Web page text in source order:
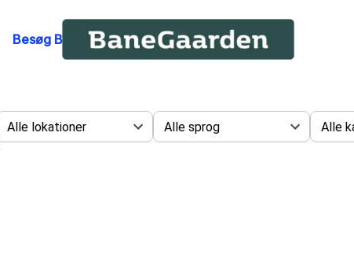
Besøg BaneGaardens hjemmeside
Alle lokationer Alle sprog Alle